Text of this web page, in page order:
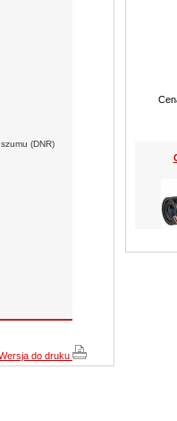
(DNR)
do druku